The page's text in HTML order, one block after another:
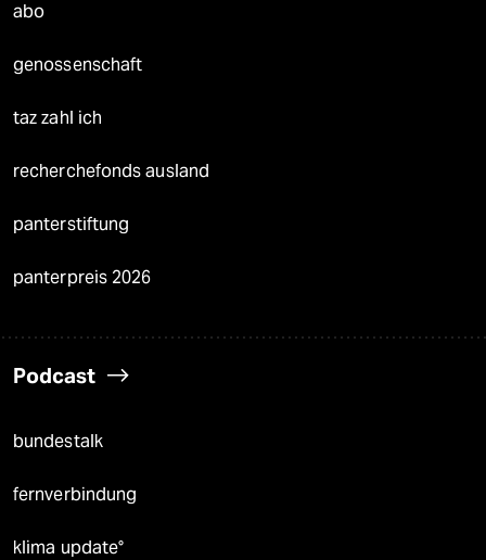
abo
genossenschaft
taz zahl ich
recherchefonds ausland
panterstiftung
panterpreis 2026
Podcast
bundestalk
fernverbindung
klima update°